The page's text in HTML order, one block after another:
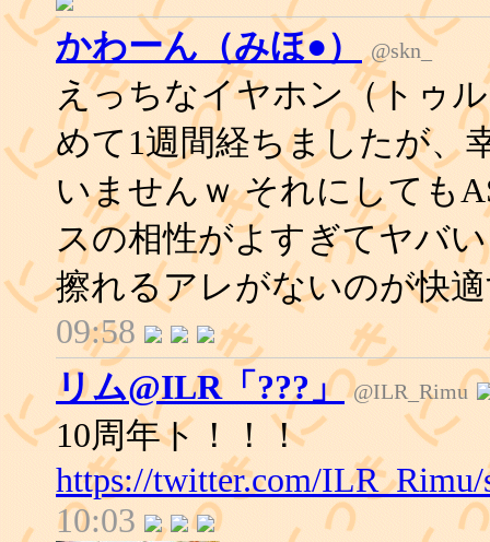
かわーん（みほ●）
@skn_
えっちなイヤホン（トゥ
めて1週間経ちましたが、
いませんｗ それにしても
スの相性がよすぎてヤバ
擦れるアレがないのが快
09:58
リム@ILR「???」 @ILR_Rimu
10周年ト！！！
https://twitter.com/ILR_Rimu/
10:03